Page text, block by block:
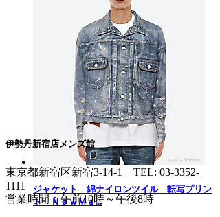
ジャケット 綿ナイロンツイル 転写プリン
ト ＮｅｗＭａ...
伊勢丹新宿店メンズ館
東京都新宿区新宿3-14-1 TEL: 03-3352-
1111
営業時間：午前10時～午後8時